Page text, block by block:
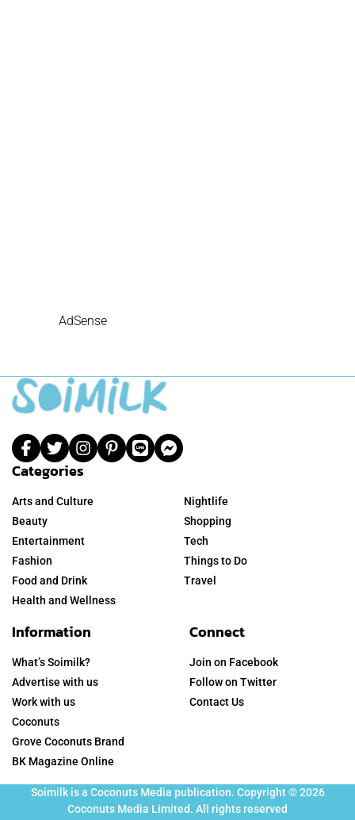
AdSense
Categories
Arts and Culture
Beauty
Entertainment
Fashion
Food and Drink
Health and Wellness
Nightlife
Shopping
Tech
Things to Do
Travel
Information
What’s Soimilk?
Advertise with us
Work with us
Coconuts
Grove Coconuts Brand
BK Magazine Online
Connect
Join on Facebook
Follow on Twitter
Contact Us
Soimilk is a Coconuts Media publication. Copyright © 2026
Coconuts Media Limited. All rights reserved